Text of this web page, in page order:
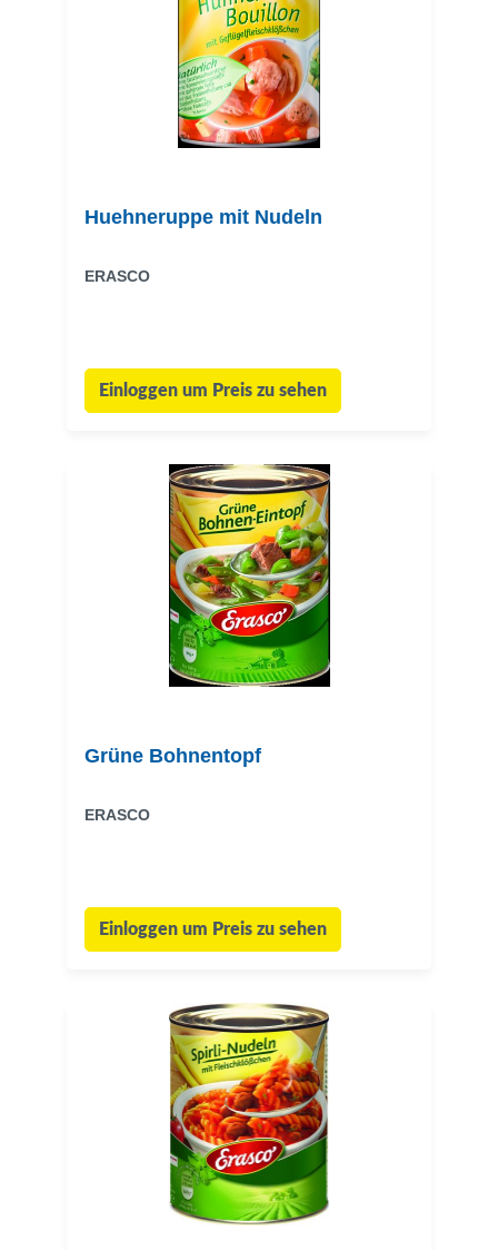
Huehneruppe mit Nudeln
ERASCO
Einloggen um Preis zu sehen
Grüne Bohnentopf
ERASCO
Einloggen um Preis zu sehen